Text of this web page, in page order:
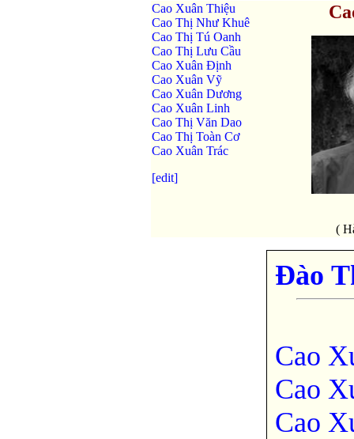
Cao Xuân Thiệu
Cao Thị Như Khuê
Cao Thị Tú Oanh
Cao Thị Lưu Cầu
Cao Xuân Định
Cao Xuân Vỹ
Cao Xuân Dương
Cao Xuân Linh
Cao Thị Văn Dao
Cao Thị Toàn Cơ
Cao Xuân Trác
[edit]
(
Đào
Cao
Cao
Cao